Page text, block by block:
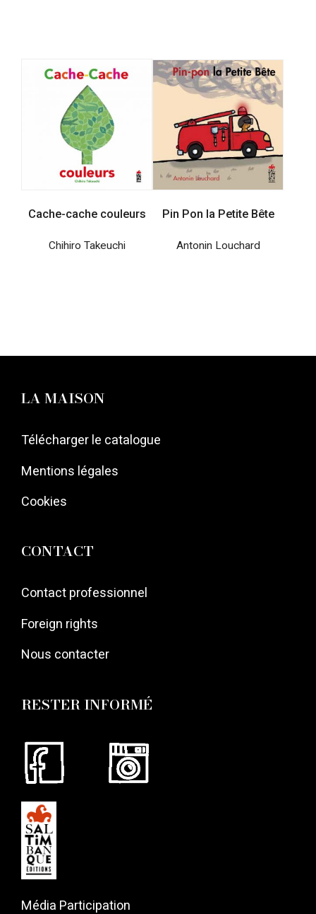
Cache-cache couleurs
Chihiro Takeuchi
Pin Pon la Petite Bête
Antonin Louchard
LA MAISON
Télécharger le catalogue
Mentions légales
Cookies
CONTACT
Contact professionnel
Foreign rights
Nous contacter
RESTER INFORMÉ
Média Participation